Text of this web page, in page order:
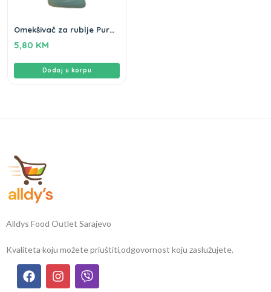
Omekšivač za rublje Pure
5,80 KM
Dodaj u korpu
Alldys Food Outlet Sarajevo
Kvaliteta koju možete priuštiti,odgovornost koju zaslužujete.